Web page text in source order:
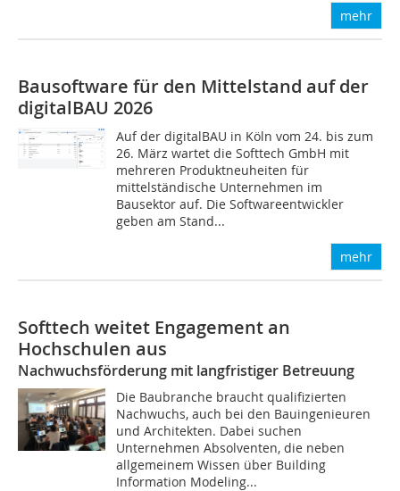
mehr
Bausoftware für den Mittelstand auf der
digitalBAU 2026
Auf der digitalBAU in Köln vom 24. bis zum
26. März wartet die Softtech GmbH mit
mehreren Produktneuheiten für
mittelständische Unternehmen im
Bausektor auf. Die Softwareentwickler
geben am Stand...
mehr
Softtech weitet Engagement an
Hochschulen aus
Nachwuchsförderung mit langfristiger Betreuung
Die Baubranche braucht qualifizierten
Nachwuchs, auch bei den Bauingenieuren
und Architekten. Dabei suchen
Unternehmen Absolventen, die neben
allgemeinem Wissen über Building
Information Modeling...